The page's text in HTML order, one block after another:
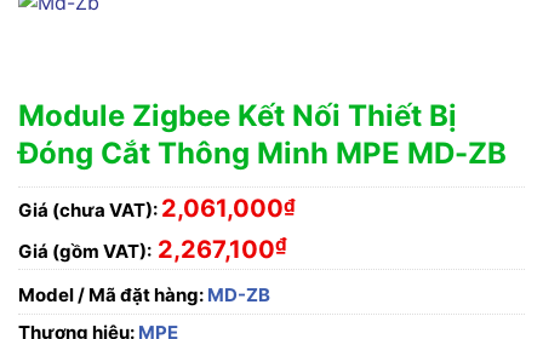
Module Zigbee Kết Nối Thiết Bị
Đóng Cắt Thông Minh MPE MD-ZB
Giá (chưa VAT): 2,061,000₫
Giá (gồm VAT): 2,267,100₫
Model / Mã đặt hàng: MD-ZB
Thương hiệu: MPE